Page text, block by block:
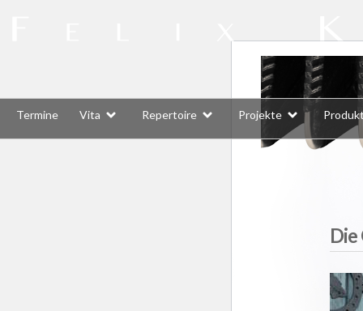
Termine Vita Repertoire Projekte
Die